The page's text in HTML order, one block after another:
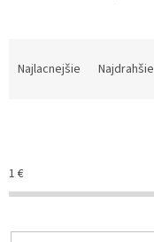
e
p
r
Najlacnejšie Najdrahšie
1 €